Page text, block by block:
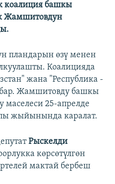
коалиция башкы
Жамшитовдун
пландарын өзү менен
Коалицияда
жана "Республика -
Жамшитовду башкы
маселеси 25-апрелде
жыйынында каралат.
Рыскелди
көрсөтүлгөн
мактай бербеш